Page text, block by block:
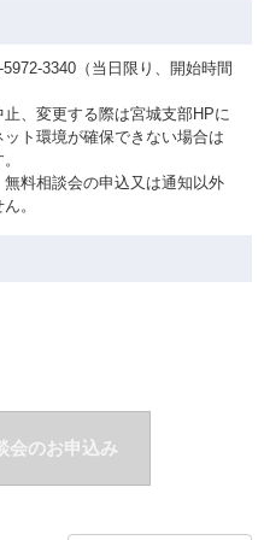
3340（当日限り、開始時間
、変更する際は宮城支部HPに
ト環境が確保できない場合は
料相談会の申込又は通知以外
。
会のお申込み